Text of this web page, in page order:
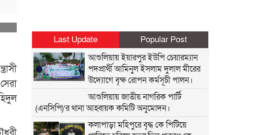
Last Update
Popular Post
আশুলিয়ায় ইয়ারপুর ইউপি চেয়ারম্যান
পদপ্রার্থী আমিনুল ইসলাম দুলাল মীরের
উদ্যোগে বৃক্ষ রোপন কর্মসূচী পালন।
আশুলিয়ায় জাতীয় নাগরিক পার্টি
(এনসিপি)’র থানা আহ্বায়ক কমিটি অনুমোদন।
কলাপাড়া মহিপুরে বৃদ্ধ কে পিটিয়ে